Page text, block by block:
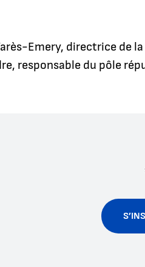
Emery, directrice de
responsable du pôle